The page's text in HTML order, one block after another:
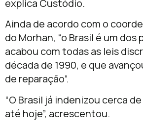
explica Custódio.
Ainda de acordo com o
do Morhan, “o Brasil é um dos
acabou com todas as leis
década de 1990, e que
de reparação”.
“O Brasil já indenizou cerca
até hoje”, acrescentou.